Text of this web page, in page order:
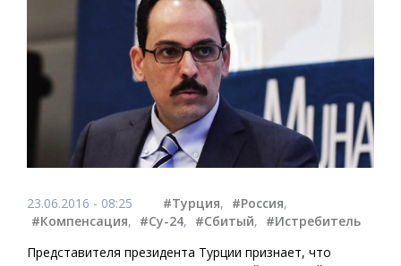
23.06.2016 - 08:25 #Турция, #Россия,
#Компенсация, #Су-24, #Сбитый, #Истребитель
Представителя президента Турции признает, что